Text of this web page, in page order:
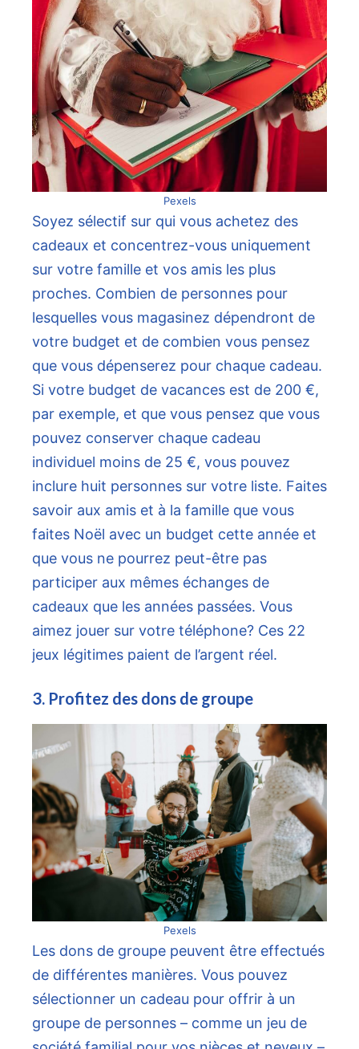
Pexels
Soyez sélectif sur qui vous achetez des
cadeaux et concentrez-vous uniquement
sur votre famille et vos amis les plus
proches. Combien de personnes pour
lesquelles vous magasinez dépendront de
votre budget et de combien vous pensez
que vous dépenserez pour chaque cadeau.
Si votre budget de vacances est de 200 €,
par exemple, et que vous pensez que vous
pouvez conserver chaque cadeau
individuel moins de 25 €, vous pouvez
inclure huit personnes sur votre liste. Faites
savoir aux amis et à la famille que vous
faites Noël avec un budget cette année et
que vous ne pourrez peut-être pas
participer aux mêmes échanges de
cadeaux que les années passées. Vous
aimez jouer sur votre téléphone? Ces 22
jeux légitimes paient de l’argent réel.
3. Profitez des dons de groupe
Pexels
Les dons de groupe peuvent être effectués
de différentes manières. Vous pouvez
sélectionner un cadeau pour offrir à un
groupe de personnes – comme un jeu de